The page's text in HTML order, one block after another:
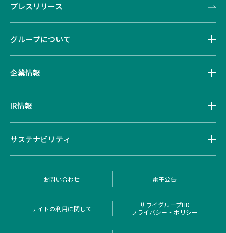
プレスリリース
グループについて
企業情報
IR情報
サステナビリティ
お問い合わせ 電子公告
サイトの利用に関して
サワイグループHD
プライバシー・ポリシー